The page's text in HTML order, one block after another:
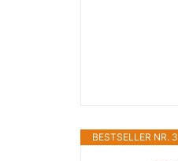
BESTSELLER NR. 3